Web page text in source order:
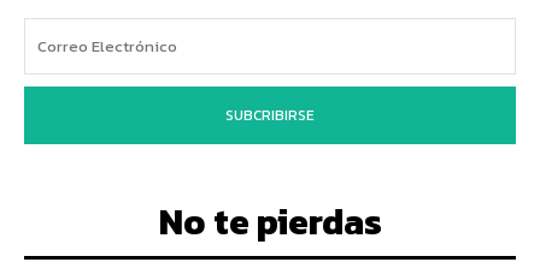
SUBCRIBIRSE
No te pierdas